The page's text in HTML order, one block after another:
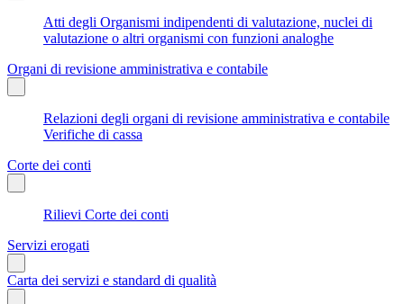
Atti degli Organismi indipendenti di valutazione, nuclei di
valutazione o altri organismi con funzioni analoghe
Organi di revisione amministrativa e contabile
Relazioni degli organi di revisione amministrativa e contabile
Verifiche di cassa
Corte dei conti
Rilievi Corte dei conti
Servizi erogati
Carta dei servizi e standard di qualità